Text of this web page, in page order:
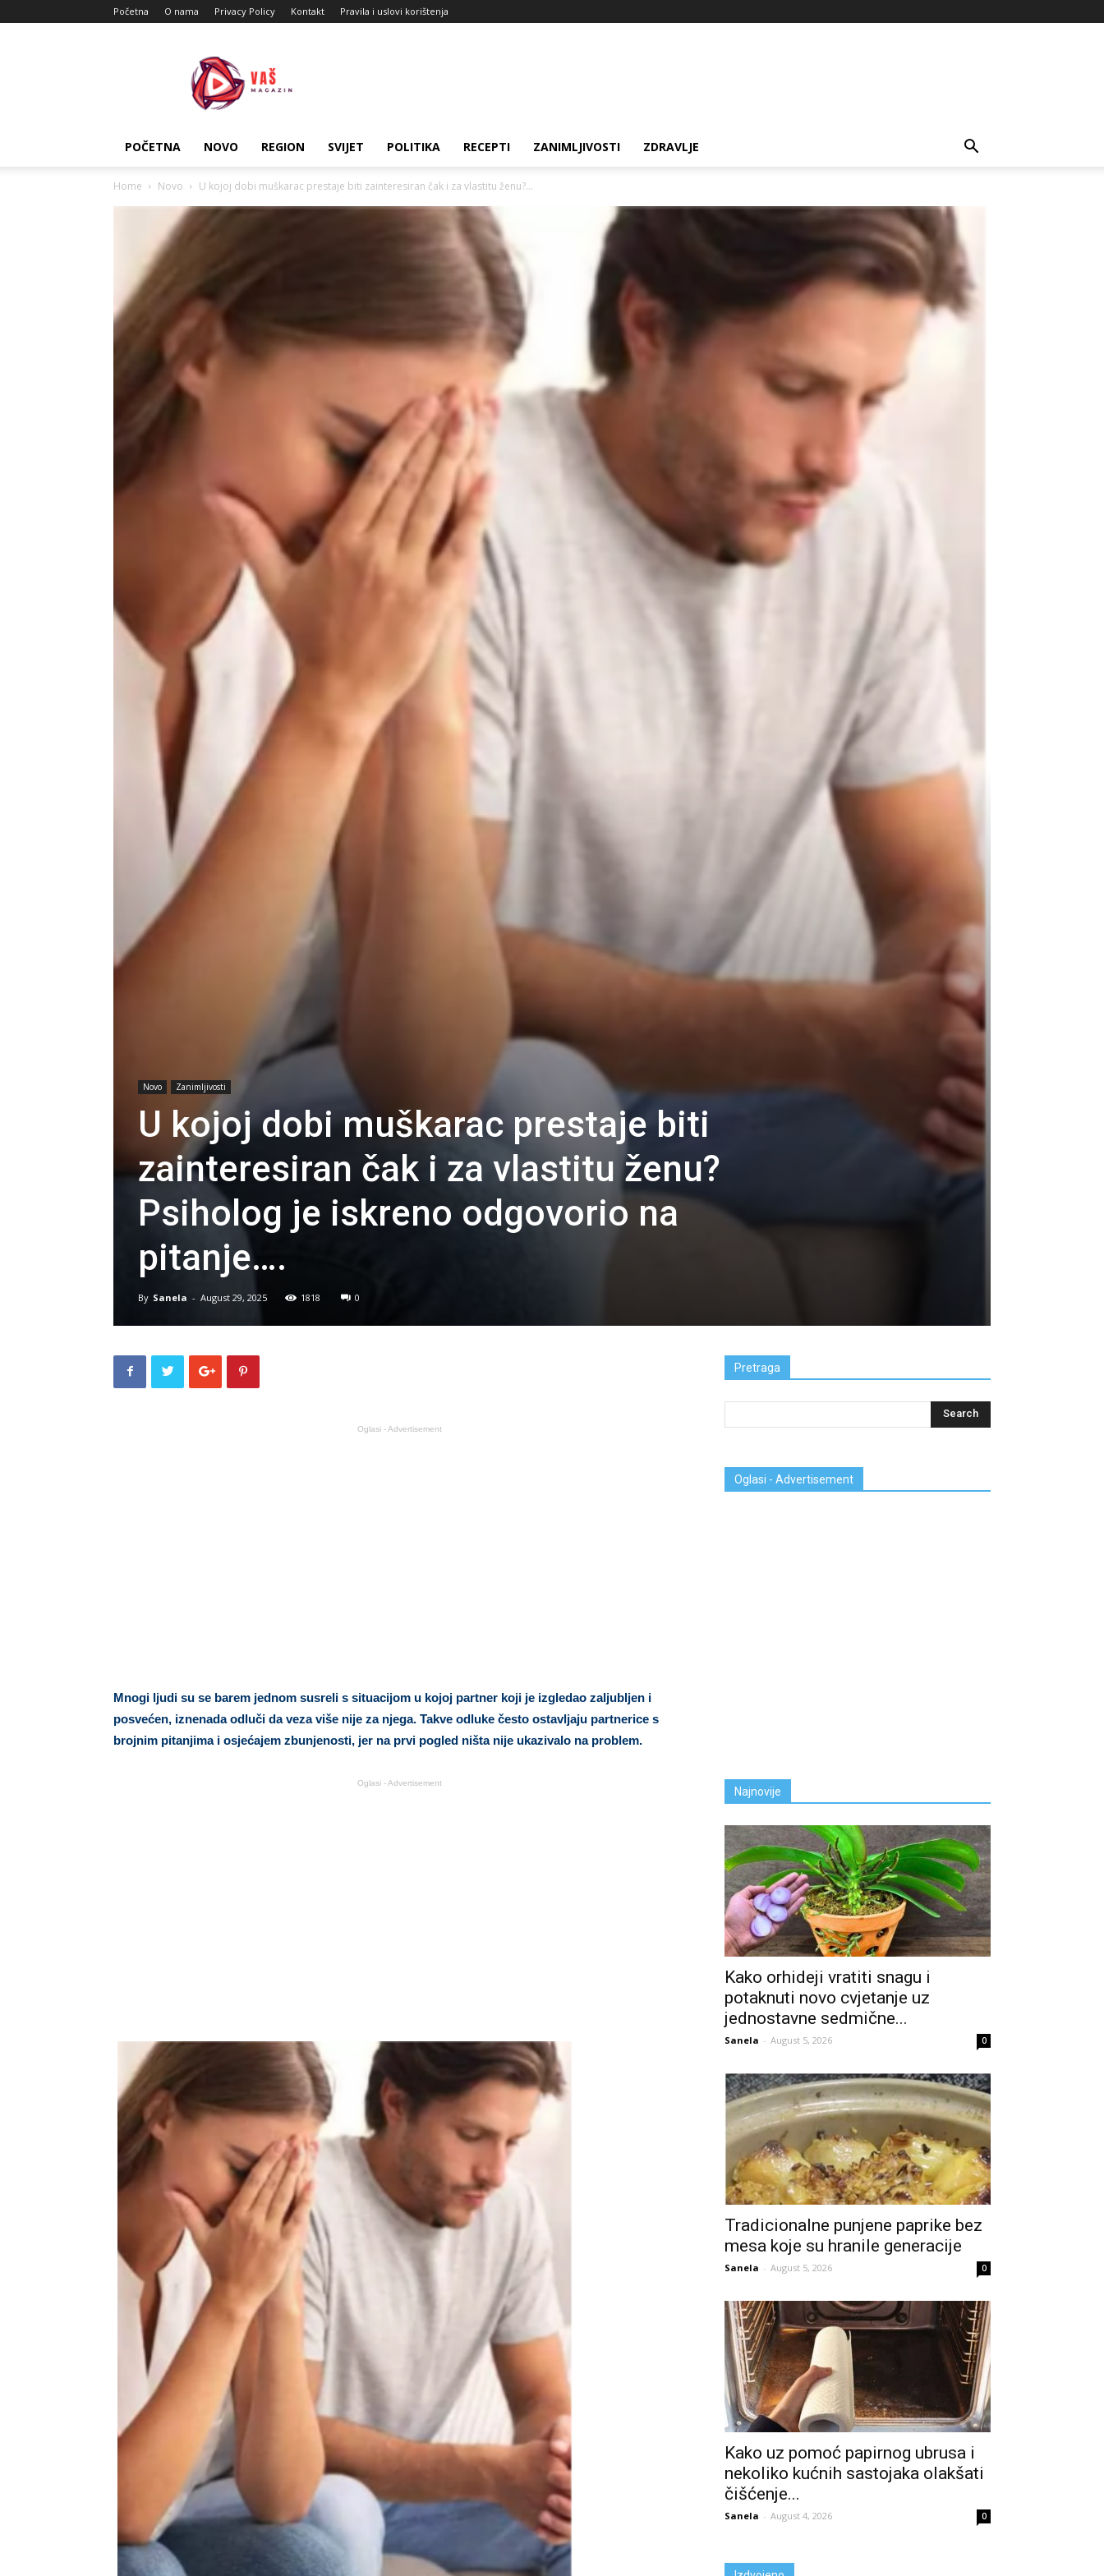
Početna O nama Privacy Policy Kontakt Pravila i uslovi korištenja
Magazin
POČETNA NOVO REGION SVIJET POLITIKA RECEPTI ZANIMLJIVOSTI ZDRAVLJE
Home Novo U kojoj dobi muškarac prestaje biti zainteresiran čak i za vlastitu ženu?...
Novo Zanimljivosti
U kojoj dobi muškarac prestaje biti
zainteresiran čak i za vlastitu ženu?
Psiholog je iskreno odgovorio na
pitanje….
By Sanela - August 29, 2025 1818 0
Oglasi - Advertisement
Mnogi ljudi su se barem jednom susreli s situacijom u kojoj partner koji je izgledao zaljubljen i
posvećen, iznenada odluči da veza više nije za njega. Takve odluke često ostavljaju partnerice s
brojnim pitanjima i osjećajem zbunjenosti, jer na prvi pogled ništa nije ukazivalo na problem.
Oglasi - Advertisement
Pretraga
Oglasi - Advertisement
Najnovije
Kako orhideji vratiti snagu i
potaknuti novo cvjetanje uz
jednostavne sedmične...
Sanela - August 5, 2026 0
Tradicionalne punjene paprike bez
mesa koje su hranile generacije
Sanela - August 5, 2026 0
Kako uz pomoć papirnog ubrusa i
nekoliko kućnih sastojaka olakšati
čišćenje...
Sanela - August 4, 2026 0